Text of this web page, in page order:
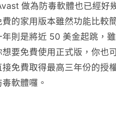
做為防毒軟體也已經好
的家用版本雖然功能比較
則是將近 50 美金起跳，
要免費使用正式版，你也
免費取得最高三年份的授
軟體囉。